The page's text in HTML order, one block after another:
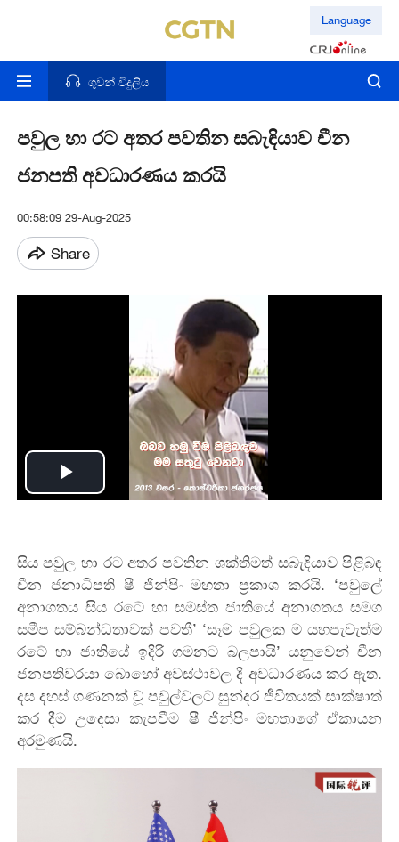
Language
ගුවන් විදුලිය
පවුල හා රට අතර පවතින සබැඳියාව චීන
ජනපති අවධාරණය කරයි
00:58:09 29-Aug-2025
Share
Play
සිය පවුල හා රට අතර පවතින ශක්තිමත් සබැඳියාව පිළිබඳ
චීන ජනාධිපති ෂී ජින්පිං මහතා ප්‍රකාශ කරයි. ‘පවුලේ
අනාගතය සිය රටේ හා සමස්ත ජාතියේ අනාගතය සමග
සමීප සම්බන්ධතාවක් පවතී’ ‘සෑම පවුලක ම යහපැවැත්ම
රටේ හා ජාතියේ ඉදිරි ගමනට බලපායි’ යනුවෙන් චීන
ජනපතිවරයා බොහෝ අවස්ථාවල දී අවධාරණය කර ඇත.
දස දහස් ගණනක් වූ පවුල්වලට සුන්දර ජීවිතයක් සාක්ෂාත්
කර දීම උදෙසා කැපවීම ෂී ජින්පිං මහතාගේ ඒකායන
අරමුණයි.